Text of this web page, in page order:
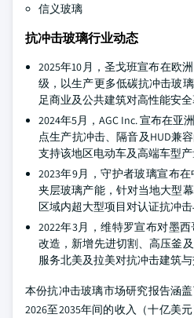
信义玻璃
抗冲击玻璃行业动态
2025年10月，圣戈班宣布在欧
级，以生产更多低碳抗冲击玻
足商业及公共建筑对高性能安全
2024年5月，AGC Inc. 宣布在
点生产抗冲击、隔音及HUD兼
支持该地区电动车及高端车型产
2023年9月，守护者玻璃宣布
夹层玻璃产能，针对当地大型
区域内超大型项目对认证抗冲击
2022年3月，维特罗宣布对墨
改造，新增先进切割、高压釜
服务北美及拉美对抗冲击建筑与
本份抗冲击玻璃市场研究报告涵
2026至2035年间的收入（十亿美